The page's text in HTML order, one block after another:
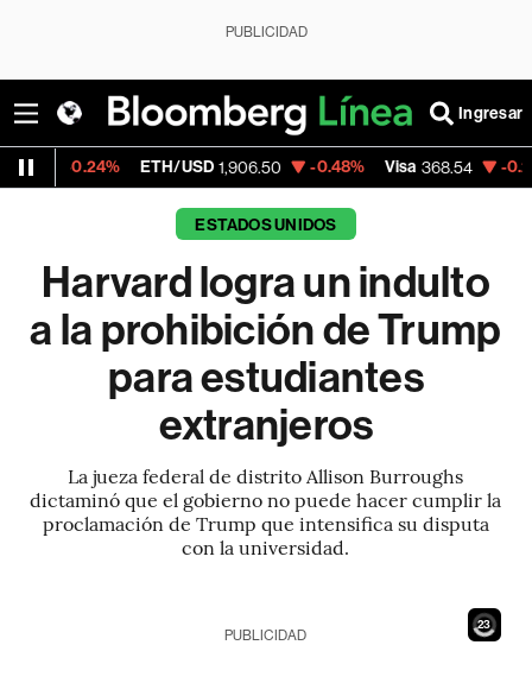
PUBLICIDAD
Ingresar
ETH/USD 1,906.50 -0.48% Visa 368.54 -0.28%
ESTADOS UNIDOS
Harvard logra un indulto
a la prohibición de Trump
para estudiantes
extranjeros
La jueza federal de distrito Allison Burroughs
dictaminó que el gobierno no puede hacer cumplir la
proclamación de Trump que intensifica su disputa
con la universidad.
21
PUBLICIDAD